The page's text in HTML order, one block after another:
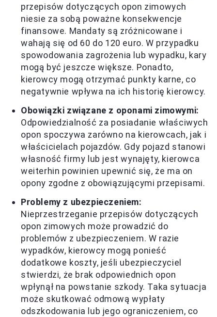
przepisów dotyczących opon zimowych
niesie za sobą poważne konsekwencje
finansowe. Mandaty są zróżnicowane i
wahają się od 60 do 120 euro. W przypadku
spowodowania zagrożenia lub wypadku, kary
mogą być jeszcze większe. Ponadto,
kierowcy mogą otrzymać punkty karne, co
negatywnie wpływa na ich historię kierowcy.
Obowiązki związane z oponami zimowymi:
Odpowiedzialność za posiadanie właściwych
opon spoczywa zarówno na kierowcach, jak i
właścicielach pojazdów. Gdy pojazd stanowi
własność firmy lub jest wynajęty, kierowca
weiterhin powinien upewnić się, że ma on
opony zgodne z obowiązującymi przepisami.
Problemy z ubezpieczeniem:
Nieprzestrzeganie przepisów dotyczących
opon zimowych może prowadzić do
problemów z ubezpieczeniem. W razie
wypadków, kierowcy mogą ponieść
dodatkowe koszty, jeśli ubezpieczyciel
stwierdzi, że brak odpowiednich opon
wpłynął na powstanie szkody. Taka sytuacja
może skutkować odmową wypłaty
odszkodowania lub jego ograniczeniem, co